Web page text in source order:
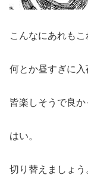
こんなにあれも
何とか昼すぎに入
皆楽しそうで良か
はい。
切り替えましょう